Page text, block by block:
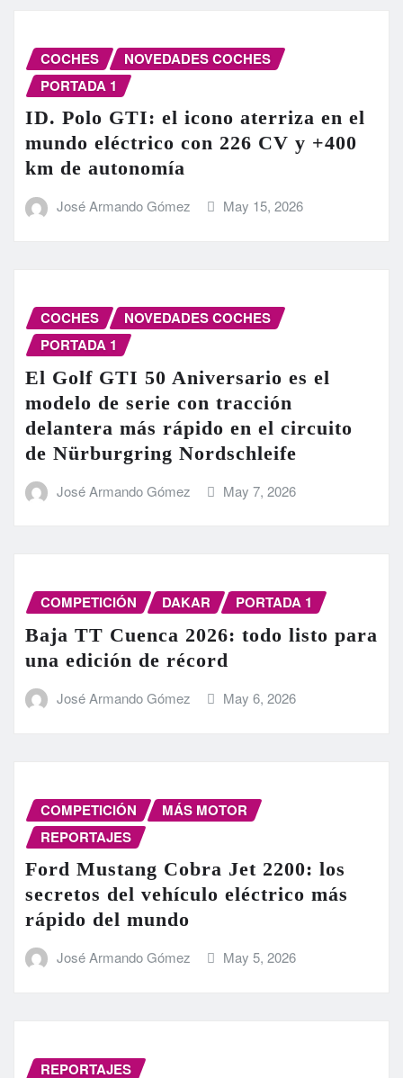
COCHES
NOVEDADES COCHES
PORTADA 1
ID. Polo GTI: el icono aterriza en el
mundo eléctrico con 226 CV y +400
km de autonomía
José Armando Gómez May 15, 2026
COCHES
NOVEDADES COCHES
PORTADA 1
El Golf GTI 50 Aniversario es el
modelo de serie con tracción
delantera más rápido en el circuito
de Nürburgring Nordschleife
José Armando Gómez May 7, 2026
COMPETICIÓN DAKAR PORTADA 1
Baja TT Cuenca 2026: todo listo para
una edición de récord
José Armando Gómez May 6, 2026
COMPETICIÓN
MÁS MOTOR
REPORTAJES
Ford Mustang Cobra Jet 2200: los
secretos del vehículo eléctrico más
rápido del mundo
José Armando Gómez May 5, 2026
REPORTAJES